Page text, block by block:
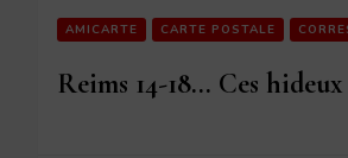
AMICARTE CARTE POSTALE
Reims 14-18… Ces